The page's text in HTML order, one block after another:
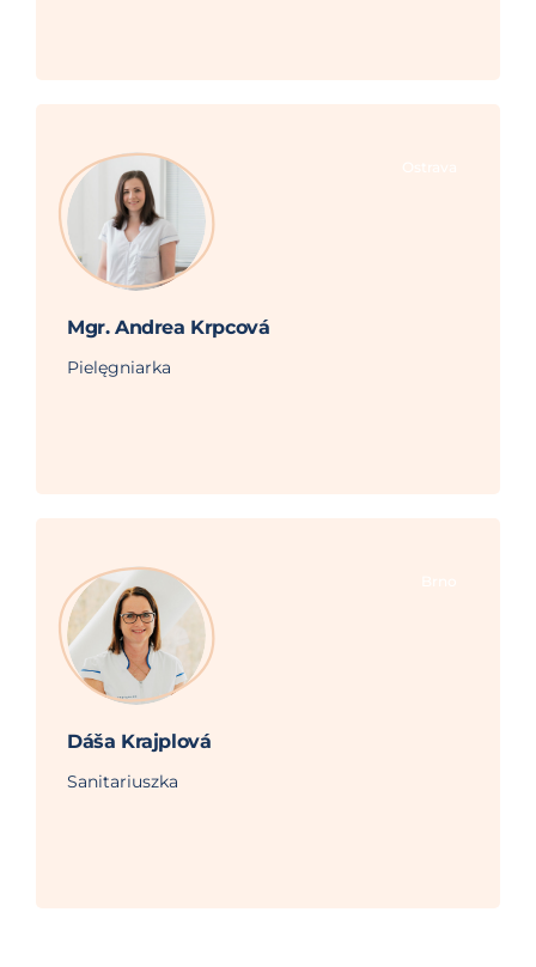
Mgr. Andrea Krpcová
Pielęgniarka
Dáša Krajplová
Sanitariuszka